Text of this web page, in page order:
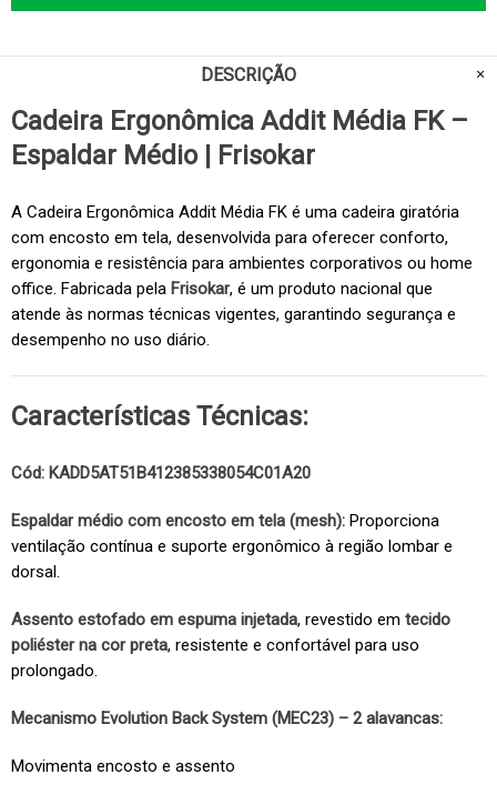
DESCRIÇÃO
Cadeira Ergonômica Addit Média FK –
Espaldar Médio | Frisokar
A Cadeira Ergonômica Addit Média FK é uma cadeira giratória
com encosto em tela, desenvolvida para oferecer conforto,
ergonomia e resistência para ambientes corporativos ou home
office. Fabricada pela Frisokar, é um produto nacional que
atende às normas técnicas vigentes, garantindo segurança e
desempenho no uso diário.
Características Técnicas:
Cód: KADD5AT51B412385338054C01A20
Espaldar médio com encosto em tela (mesh): Proporciona
ventilação contínua e suporte ergonômico à região lombar e
dorsal.
Assento estofado em espuma injetada, revestido em tecido
poliéster na cor preta, resistente e confortável para uso
prolongado.
Mecanismo Evolution Back System (MEC23) – 2 alavancas:
Movimenta encosto e assento